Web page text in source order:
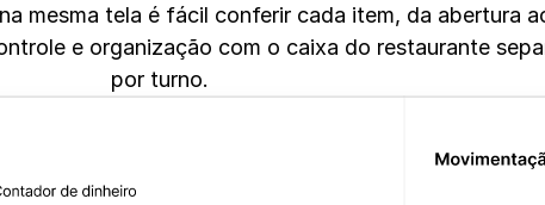
mesma tela é fácil conferir cada item, da abertura
e organização com o caixa do restaurante
por turno.